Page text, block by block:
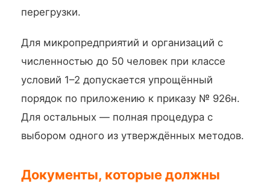
перегрузки.
Для микропредприятий и организаций с
численностью до 50 человек при классе
условий 1–2 допускается упрощённый
порядок по приложению к приказу № 926н.
Для остальных — полная процедура с
выбором одного из утверждённых методов.
Документы, которые должны